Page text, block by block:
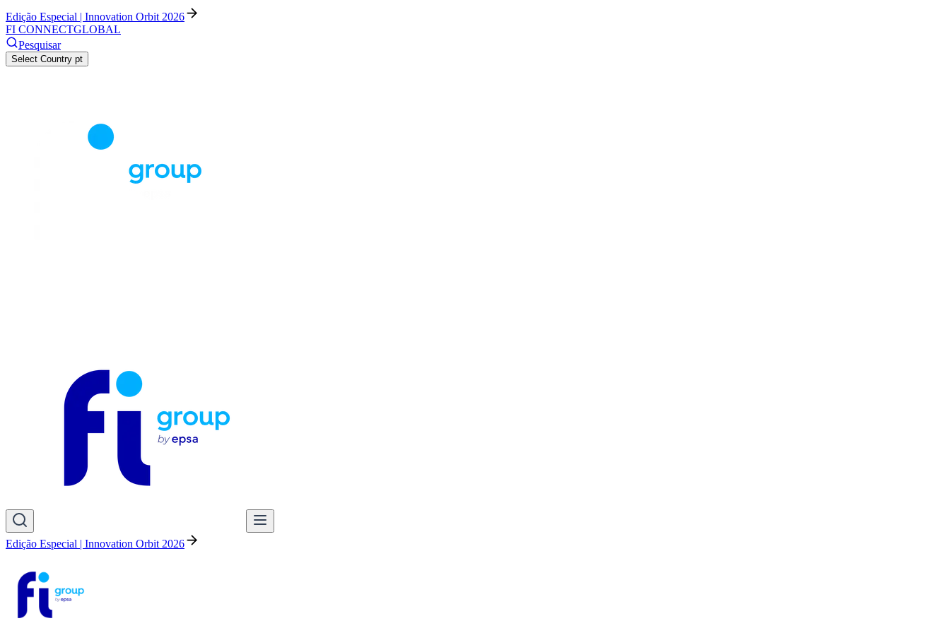
Edição Especial | Innovation Orbit 2026
FI CONNECTGLOBAL
Pesquisar
Select Country pt
Edição Especial | Innovation Orbit 2026